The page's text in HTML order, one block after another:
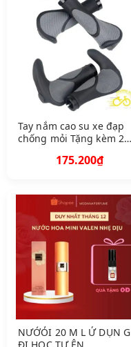
Tay nắm cao su xe đạp
chống mỏi Tặng kèm 2
175.200₫
NƯỚỎI 20 M L Ử DỤN G